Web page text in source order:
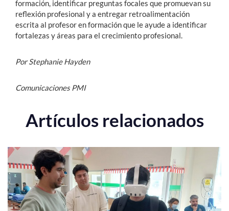
formación, identificar preguntas focales que promuevan su
reflexión profesional y a entregar retroalimentación
escrita al profesor en formación que le ayude a identificar
fortalezas y áreas para el crecimiento profesional.
Por Stephanie Hayden
Comunicaciones PMI
Artículos relacionados